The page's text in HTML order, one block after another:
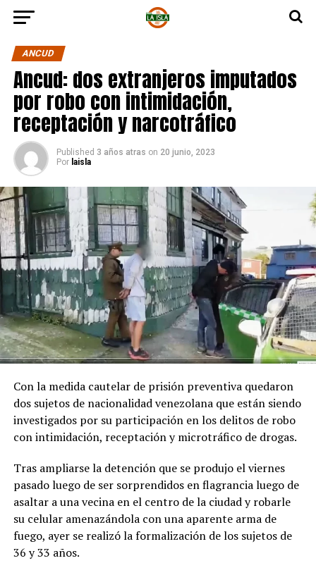
ANCUD
Ancud: dos extranjeros imputados
por robo con intimidación,
receptación y narcotráfico
Published 3 años atras on 20 junio, 2023
Por laisla
Con la medida cautelar de prisión preventiva quedaron
dos sujetos de nacionalidad venezolana que están siendo
investigados por su participación en los delitos de robo
con intimidación, receptación y microtráfico de drogas.
Tras ampliarse la detención que se produjo el viernes
pasado luego de ser sorprendidos en flagrancia luego de
asaltar a una vecina en el centro de la ciudad y robarle
su celular amenazándola con una aparente arma de
fuego, ayer se realizó la formalización de los sujetos de
36 y 33 años.